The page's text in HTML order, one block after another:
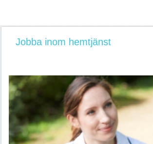
LÅG LÖN HEMTJÄNST?
SÅ FUNKAR HEMTJÄNST
BLOGG
Jobba inom hemtjänst